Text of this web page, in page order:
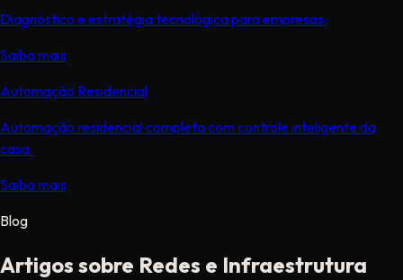
Diagnóstico e estratégia tecnológica para empresas.
Saiba mais
Automação Residencial
Automação residencial completa com controle inteligente da
casa.
Saiba mais
Blog
Artigos sobre Redes e Infraestrutura